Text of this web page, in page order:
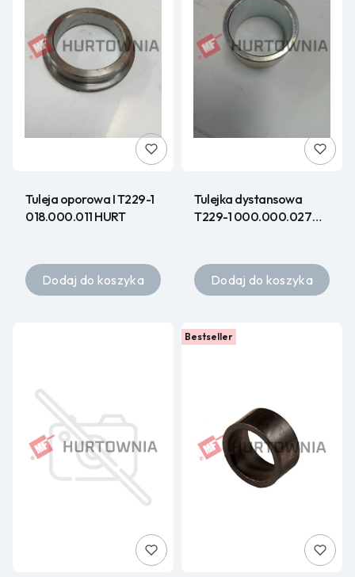
Tuleja oporowa I T229-1
018.000.011 HURT
Dodaj do koszyka
Tulejka dystansowa
T229-1 000.000.027
Dodaj do koszyka
Bestseller